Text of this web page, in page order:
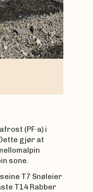
(PF∙a) i
gjør at
sone.
T7 Snøleier
T14 Rabber